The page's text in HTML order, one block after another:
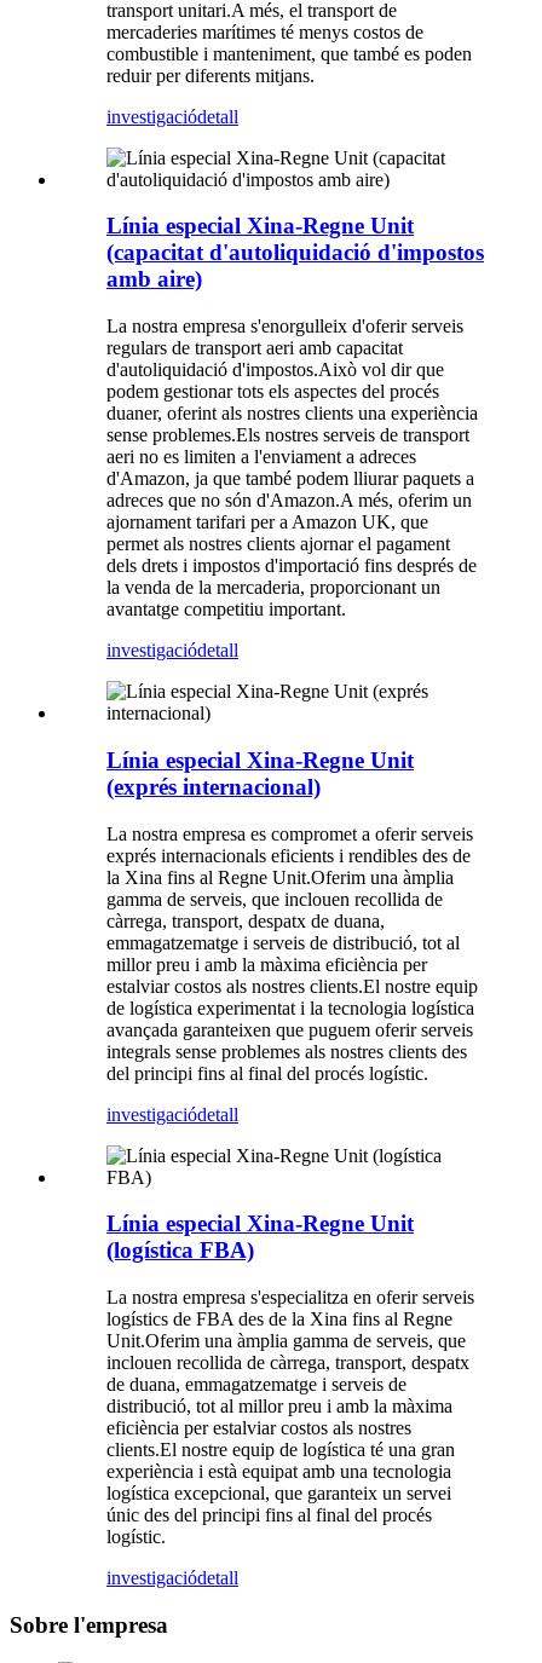
transport unitari.A més, el transport de
mercaderies marítimes té menys costos de
combustible i manteniment, que també es poden
reduir per diferents mitjans.
investigaciódetall
Línia especial Xina-Regne Unit
(capacitat d'autoliquidació d'impostos
amb aire)
La nostra empresa s'enorgulleix d'oferir serveis
regulars de transport aeri amb capacitat
d'autoliquidació d'impostos.Això vol dir que
podem gestionar tots els aspectes del procés
duaner, oferint als nostres clients una experiència
sense problemes.Els nostres serveis de transport
aeri no es limiten a l'enviament a adreces
d'Amazon, ja que també podem lliurar paquets a
adreces que no són d'Amazon.A més, oferim un
ajornament tarifari per a Amazon UK, que
permet als nostres clients ajornar el pagament
dels drets i impostos d'importació fins després de
la venda de la mercaderia, proporcionant un
avantatge competitiu important.
investigaciódetall
Línia especial Xina-Regne Unit
(exprés internacional)
La nostra empresa es compromet a oferir serveis
exprés internacionals eficients i rendibles des de
la Xina fins al Regne Unit.Oferim una àmplia
gamma de serveis, que inclouen recollida de
càrrega, transport, despatx de duana,
emmagatzematge i serveis de distribució, tot al
millor preu i amb la màxima eficiència per
estalviar costos als nostres clients.El nostre equip
de logística experimentat i la tecnologia logística
avançada garanteixen que puguem oferir serveis
integrals sense problemes als nostres clients des
del principi fins al final del procés logístic.
investigaciódetall
Línia especial Xina-Regne Unit
(logística FBA)
La nostra empresa s'especialitza en oferir serveis
logístics de FBA des de la Xina fins al Regne
Unit.Oferim una àmplia gamma de serveis, que
inclouen recollida de càrrega, transport, despatx
de duana, emmagatzematge i serveis de
distribució, tot al millor preu i amb la màxima
eficiència per estalviar costos als nostres
clients.El nostre equip de logística té una gran
experiència i està equipat amb una tecnologia
logística excepcional, que garanteix un servei
únic des del principi fins al final del procés
logístic.
investigaciódetall
Sobre l'empresa